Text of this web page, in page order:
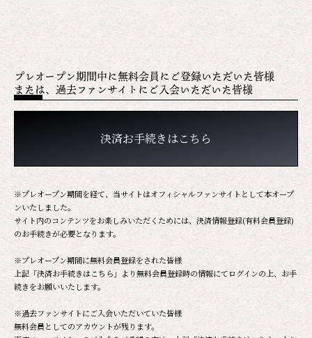
プレオープン期間中に無料会員にご登録いただいた皆様
または、過去ファンサイトにご入会いただいた皆様
決済お手続きはこちら
※プレオープン期間を経て、当サイトはオフィシャルファンサイトとして本オープ
ンいたしました。
サイト内のコンテンツをお楽しみいただくためには、決済情報登録(有料会員登録)
のお手続きが必要となります。
※プレオープン期間に無料会員登録をされた皆様
上記「決済お手続きはこちら」より無料会員登録時の情報にてログインの上、お手
続きをお願いいたします。
※過去ファンサイトにご入会いただいていた皆様
無料会員としてのアカウントが残ります。